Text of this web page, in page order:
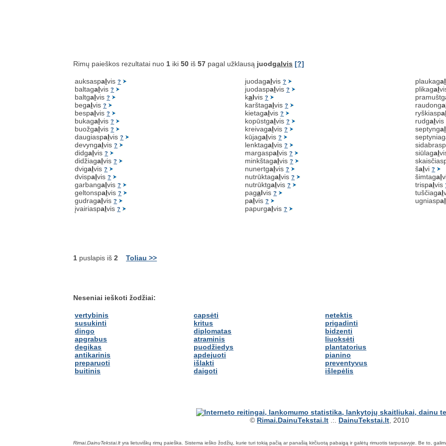
Rimų paieškos rezultatai nuo 1 iki50 iš57 pagal užklausą juodgalvis [?]
auksaspalvis?
baltagalvis?
baltgalvis?
begalvis?
bespalvis?
bukagalvis?
buožgalvis?
daugiaspalvis?
devyngalvis?
didgalvis?
didžiagalvis?
dvigalvis?
dvispalvis?
garbangalvis?
geltonspalvis?
gudragalvis?
įvairiaspalvis?
juodagalvis?
juodaspalvis?
kalvis?
karštagalvis?
kietagalvis?
kopūstgalvis?
kreivagalvis?
kūjagalvis?
lenktagalvis?
margaspalvis?
minkštagalvis?
nunertgalvis?
nutrūktagalvis?
nutrūktgalvis?
pagalvis?
palvis?
papurgalvis?
plaukagal
plikagal
pramuštg
raudonga
ryškiaspa
rudgalvis
septyngal
septyniag
sidabrasp
siūlagal
šalvi?
šimtagal
trispalvis
tuščiagal
ugniaspal
1 puslapis iš2 Toliau >>
Neseniai ieškoti žodžiai:
vertybinis
susukinti
dingo
apgrabus
degikas
antikarinis
preparuoti
buitinis
capsėti
kritus
diplomatas
atraminis
puodžiedys
apdejuoti
išlakti
daigoti
netektis
prigadinti
bidzenti
liuoksėti
plantatorius
pianino
preventyvus
išlepėlis
© Rimai.DainuTekstai.lt .:. DainuTekstai.lt , 2010
Rimai.DainuTekstai.lt yra lietuviškų rimų paieška. Sistema ieško žodžių, kurie turi tokią pačią ar panašią kirčiuotą pabaigą ir galėtų rimuotis tarpusavyje. Be to,